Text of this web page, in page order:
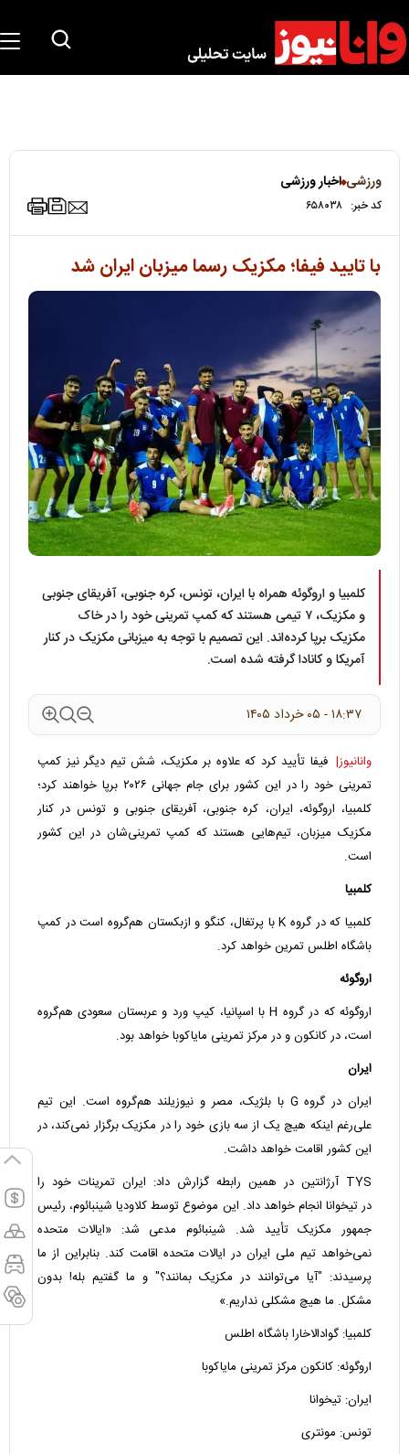
ورزشی اخبار ورزشی
کد خبر: ۶۵۸۰۳۸
با تایید فیفا؛ مکزیک رسما میزبان ایران شد
کلمبیا و اروگوئه همراه با ایران، تونس، کره جنوبی، آفریقای جنوبی
و مکزیک، ۷ تیمی هستند که کمپ تمرینی خود را در خاک
مکزیک برپا کرده‌اند. این تصمیم با توجه به میزبانی مکزیک در کنار
آمریکا و کانادا گرفته شده است.
۱۸:۳۷ - ۰۵ خرداد ۱۴۰۵
وانانیوز| فیفا تأیید کرد که علاوه بر مکزیک، شش تیم دیگر نیز کمپ
تمرینی خود را در این کشور برای جام جهانی ۲۰۲۶ برپا خواهند کرد؛
کلمبیا، اروگوئه، ایران، کره جنوبی، آفریقای جنوبی و تونس در کنار
مکزیک میزبان، تیم‌هایی هستند که کمپ تمرینی‌شان در این کشور
است.
کلمبیا
کلمبیا که در گروه K با پرتغال، کنگو و ازبکستان هم‌گروه است در کمپ
باشگاه اطلس تمرین خواهد کرد.
اروگوئه
اروگوئه که در گروه H با اسپانیا، کیپ ورد و عربستان سعودی هم‌گروه
است، در کانکون و در مرکز تمرینی مایاکوبا خواهد بود.
ایران
ایران در گروه G با بلژیک، مصر و نیوزیلند هم‌گروه است. این تیم
علی‌رغم اینکه هیچ یک از سه بازی خود را در مکزیک برگزار نمی‌کند، در
این کشور اقامت خواهد داشت.
TYS آرژانتین در همین رابطه گزارش داد: ایران تمرینات خود را
در تیخوانا انجام خواهد داد. این موضوع توسط کلاودیا شینبائوم، رئیس
جمهور مکزیک تأیید شد. شینبائوم مدعی شد: «ایالات متحده
نمی‌خواهد تیم ملی ایران در ایالات متحده اقامت کند. بنابراین از ما
پرسیدند: "آیا می‌توانند در مکزیک بمانند؟" و ما گفتیم بله! بدون
مشکل. ما هیچ مشکلی نداریم.»
کلمبیا: گوادالاخارا باشگاه اطلس
اروگوئه: کانکون مرکز تمرینی مایاکوبا
ایران: تیخوانا
تونس: مونتری